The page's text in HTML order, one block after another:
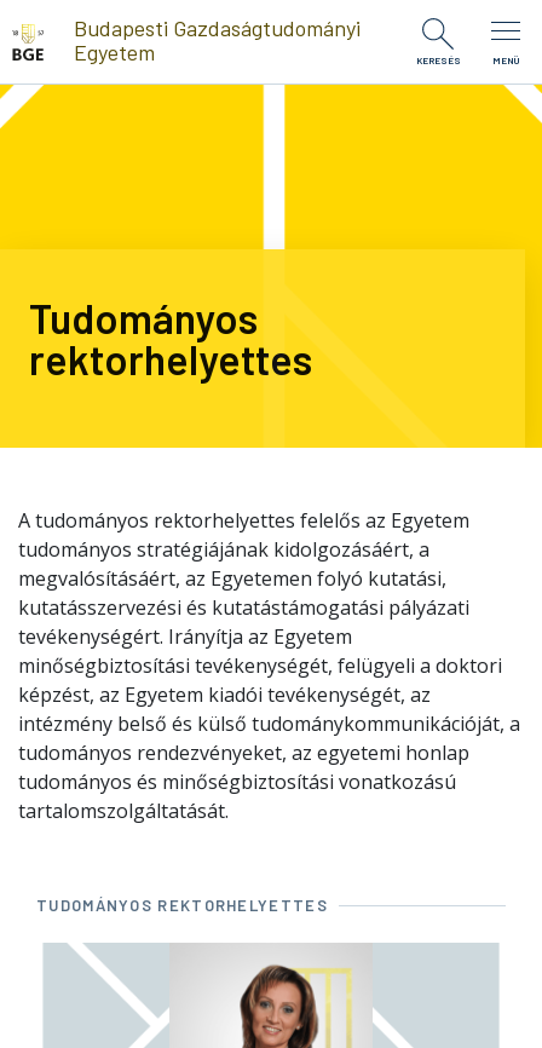
Ugrás a tartalomra
Budapesti Gazdaságtudományi
Egyetem
KERESÉS MENÜ
Tudományos
rektorhelyettes
A tudományos rektorhelyettes felelős az Egyetem
tudományos stratégiájának kidolgozásáért, a
megvalósításáért, az Egyetemen folyó kutatási,
kutatásszervezési és kutatástámogatási pályázati
tevékenységért. Irányítja az Egyetem
minőségbiztosítási tevékenységét, felügyeli a doktori
képzést, az Egyetem kiadói tevékenységét, az
intézmény belső és külső tudománykommunikációját, a
tudományos rendezvényeket, az egyetemi honlap
tudományos és minőségbiztosítási vonatkozású
tartalomszolgáltatását.
TUDOMÁNYOS REKTORHELYETTES